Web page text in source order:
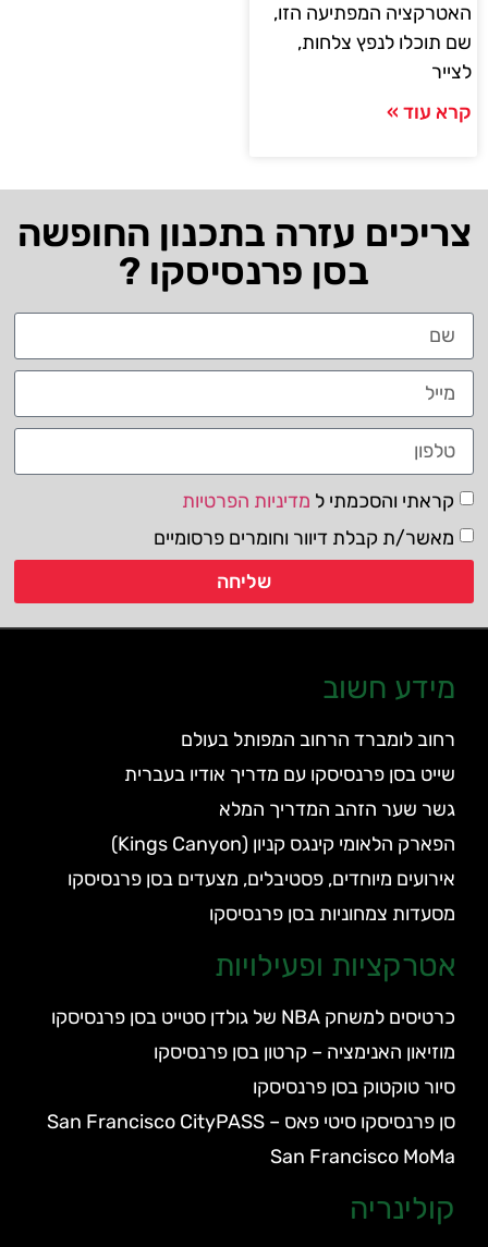
האטרקציה המפתיעה הזו,
שם תוכלו לנפץ צלחות,
לצייר
קרא עוד »
צריכים עזרה בתכנון החופשה
בסן פרנסיסקו ?
קראתי והסכמתי ל מדיניות הפרטיות
מאשר/ת קבלת דיוור וחומרים פרסומיים
שליחה
מידע חשוב
רחוב לומברד הרחוב המפותל בעולם
שייט בסן פרנסיסקו עם מדריך אודיו בעברית
גשר שער הזהב המדריך המלא
הפארק הלאומי קינגס קניון (Kings Canyon)
אירועים מיוחדים, פסטיבלים, מצעדים בסן פרנסיסקו
מסעדות צמחוניות בסן פרנסיסקו
אטרקציות ופעילויות
כרטיסים למשחק NBA של גולדן סטייט בסן פרנסיסקו
מוזיאון האנימציה – קרטון בסן פרנסיסקו
סיור טוקטוק בסן פרנסיסקו
סן פרנסיסקו סיטי פאס – San Francisco CityPASS
San Francisco MoMa
קולינריה